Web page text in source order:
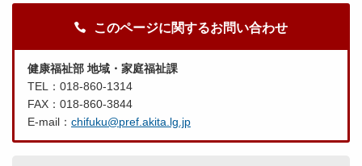
このページに関するお問い合わせ
健康福祉部 地域・家庭福祉課
TEL：018-860-1314
FAX：018-860-3844
E-mail： chifuku@pref.akita.lg.jp